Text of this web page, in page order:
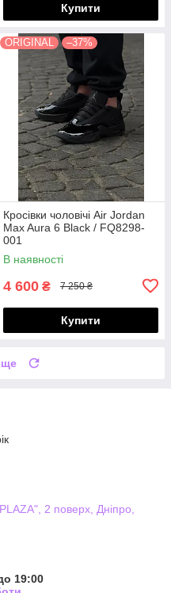
Купити
ORIGINAL –37%
Кросівки чоловічі Air Jordan
Max Aura 6 Black / FQ8298-
001
В наявності
4 600 ₴ 7 250 ₴
Купити
ще
2 поверх, Дніпро,
19:00